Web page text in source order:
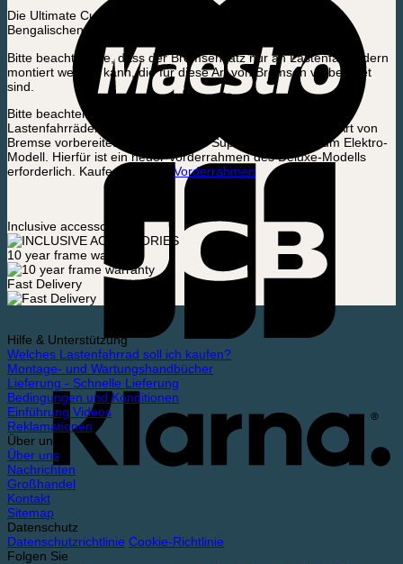
Die Ultimate Curve / Ultimate Harmony Modelle werden im
Bengalischen Set mit rechtem Bremshebel geliefert.
Bitte beachten Sie, dass der Bremsensatz nur an Lastenfahrrädern
montiert werden kann, die für diese Art von Bremsen vorbereitet
sind.
Bitte beachten Sie, dass das Bremsset nicht an elektrische
Lastenfahrräder montiert werden kann, die nicht für diese Art von
Bremse vorbereitet sind. z.B. unser Superior und Premium Elektro-
Modell. Hierfür ist ein neuer Vorderrahmen des Deluxe-Modells
erforderlich. Kaufen Sie hier: Vorderrahmen
Inclusive accessories
10 year frame warranty
Fast Delivery
Hilfe & Unterstützung
Welches Lastenfahrrad soll ich kaufen?
Montage- und Wartungshandbücher
Lieferung - Schnelle Lieferung
Bedingungen und Konditionen
Einführung Videos
Reklamationen
Über uns
Über uns
Nachrichten
Großhandel
Kontakt
Sitemap
Datenschutz
Datenschutzrichtlinie Cookie-Richtlinie
Folgen Sie